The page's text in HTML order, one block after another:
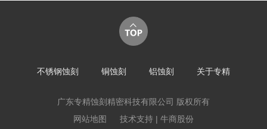
不锈钢蚀刻 铜蚀刻 铝蚀刻 关于专精
广东专精蚀刻精密科技有限公司 版权所有
网站地图
技术支持 | 牛商股份